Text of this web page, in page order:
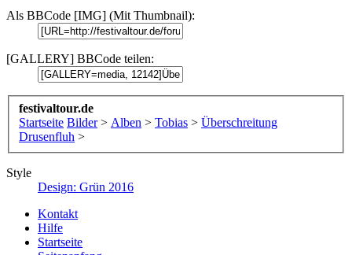
Als BBCode [IMG] (Mit Thumbnail):
[GALLERY] BBCode teilen:
festivaltour.de
Startseite Bilder > Alben > Tobias > Überschreitung
Drusenfluh >
Style
Design: Grün 2016
Kontakt
Hilfe
Startseite